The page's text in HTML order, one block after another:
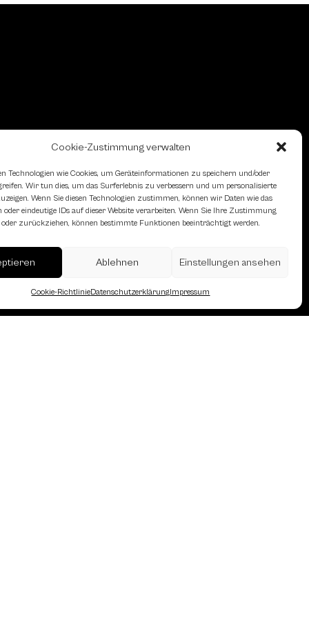
Cookie-Zustimmung verwalten
Technologien wie Cookies, um Geräteinformationen zu speichern und/oder
Wir tun dies, um das Surferlebnis zu verbessern und um personalisierte
Wenn Sie diesen Technologien zustimmen, können wir Daten wie das
oder eindeutige IDs auf dieser Website verarbeiten. Wenn Sie Ihre Zustimmung
zurückziehen, können bestimmte Funktionen beeinträchtigt werden.
Ablehnen Einstellungen ansehen
Cookie-RichtlinieDatenschutzerklärungImpressum
des Österreichischen